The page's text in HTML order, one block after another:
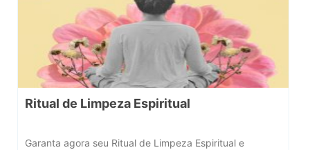
Ritual de Limpeza Espiritual
Garanta agora seu Ritual de Limpeza Espiritual e